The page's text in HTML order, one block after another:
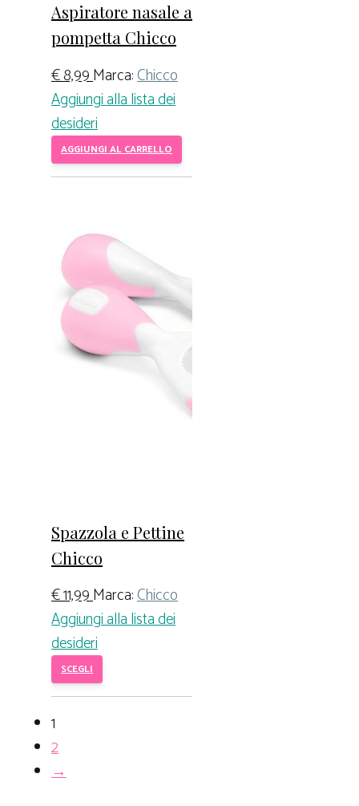
Aspiratore nasale a
pompetta Chicco
€8,99Marca:Chicco
Aggiungi alla lista dei
desideri
AGGIUNGI AL CARRELLO
Spazzola e Pettine
Chicco
€11,99Marca:Chicco
Aggiungi alla lista dei
desideri
SCEGLI
1
2
→